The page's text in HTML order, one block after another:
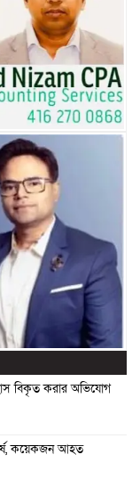
বিকৃত করার অভিযোগ
কয়েকজন আহত